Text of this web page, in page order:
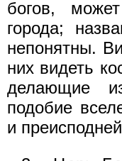
богов,
города;
непонятны.
них видеть
делающие
подобие
и